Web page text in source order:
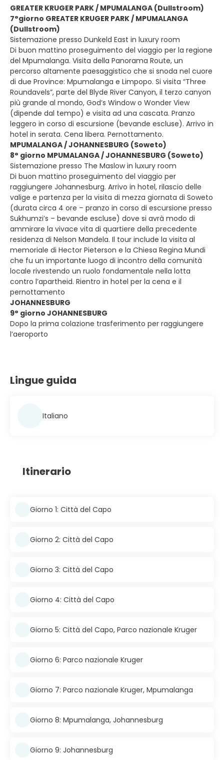
GREATER KRUGER PARK / MPUMALANGA (Dullstroom)
7°giorno GREATER KRUGER PARK / MPUMALANGA
(Dullstroom)
Sistemazione presso Dunkeld East in luxury room
Di buon mattino proseguimento del viaggio per la regione
del Mpumalanga. Visita della Panorama Route, un
percorso altamente paesaggistico che si snoda nel cuore
di due Province: Mpumalanga e Limpopo. Si visita “Three
Roundavels”, parte del Blyde River Canyon, il terzo canyon
più grande al mondo, God’s Window o Wonder View
(dipende dal tempo) e visita ad una cascata. Pranzo
leggero in corso di escursione (bevande escluse). Arrivo in
hotel in serata. Cena libera. Pernottamento.
MPUMALANGA / JOHANNESBURG (Soweto)
8° giorno MPUMALANGA / JOHANNESBURG (Soweto)
Sistemazione presso The Maslow in luxury room
Di buon mattino proseguimento del viaggio per
raggiungere Johannesburg. Arrivo in hotel, rilascio delle
valige e partenza per la visita di mezza giornata di Soweto
(durata circa 4 ore – pranzo in corso di escursione presso
Sukhumzi’s – bevande escluse) dove si avrà modo di
ammirare la vivace vita di quartiere della precedente
residenza di Nelson Mandela. Il tour include la visita al
memoriale di Hector Pieterson e la Chiesa Regina Mundi
che fu un importante luogo di incontro della comunità
locale rivestendo un ruolo fondamentale nella lotta
contro l’apartheid. Rientro in hotel per la cena e il
pernottamento
JOHANNESBURG
9° giorno JOHANNESBURG
Dopo la prima colazione trasferimento per raggiungere
l’aeroporto
Lingue guida
Italiano
Itinerario
Giorno 1: Città del Capo
Giorno 2: Città del Capo
Giorno 3: Città del Capo
Giorno 4: Città del Capo
Giorno 5: Città del Capo, Parco nazionale Kruger
Giorno 6: Parco nazionale Kruger
Giorno 7: Parco nazionale Kruger, Mpumalanga
Giorno 8: Mpumalanga, Johannesburg
Giorno 9: Johannesburg